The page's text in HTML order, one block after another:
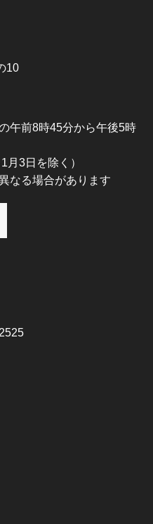
10
午前8時45分から午後5時
月3日を除く）
なる場合があります